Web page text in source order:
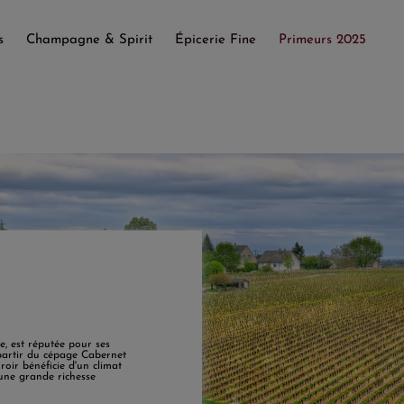
Champagne & Spirit Épicerie Fine
Primeurs 2025
est réputée pour ses
du cépage Cabernet
bénéficie d'un climat
grande richesse